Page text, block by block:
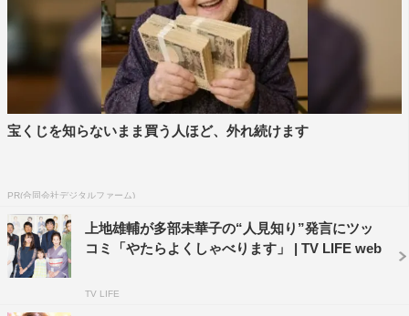
宝くじを知らないまま買う人ほど、外れ続けます
PR(合同会社デジタルファーム)
上地雄輔が多部未華子の“人見知り”発言にツッ
コミ「やたらよくしゃべります」 | TV LIFE web
TV LIFE